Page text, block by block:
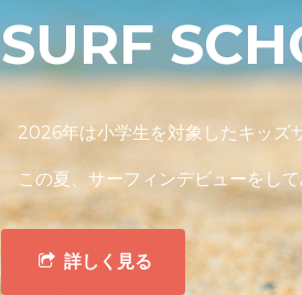
SURF
2026年は小学生を対象したキッズ
この夏、サーフィンデビューをし
詳しく見る